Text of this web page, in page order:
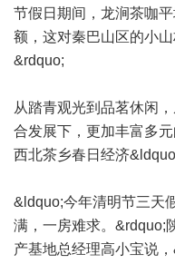
节假日期间，龙涧茶咖
额，这对秦巴山区的小
&rdquo;
从踏青观光到品茗休闲
合发展下，更加丰富多
西北茶乡春日经济
&ldquo;今年清明节三天
满，一房难求。&rdquo;
产基地总经理高小宝说